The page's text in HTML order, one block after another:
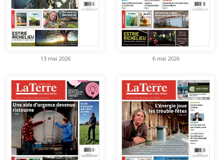
13 mai 2026 6 mai 2026